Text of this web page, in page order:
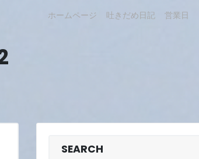
ホームページ 吐きだめ日記 営業日
SEARCH